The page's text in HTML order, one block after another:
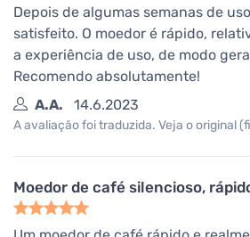
Depois de algumas semanas de
satisfeito. O moedor é rápido,
a experiência de uso, de modo
Recomendo absolutamente!
A.A.
14.6.2023
A avaliação foi traduzida. Veja o original
Moedor de café silencioso,